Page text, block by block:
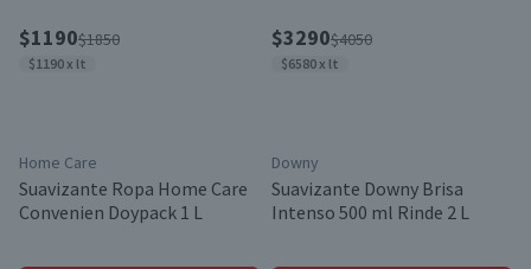
$1190$1850
$1190 x lt
Home Care
Suavizante Ropa Home Care
Convenien Doypack 1 L
$3290$4050
$6580 x lt
Downy
Suavizante Downy Brisa
Intenso 500 ml Rinde 2 L